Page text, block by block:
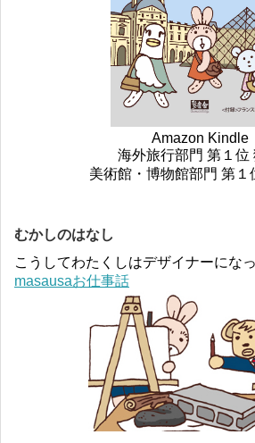
Amazon Kindle
海外旅行部門 第１位
美術館・博物館部門 第１
むかしのはなし
こうしてわたくしはデザイナーにな
masausaお仕事話